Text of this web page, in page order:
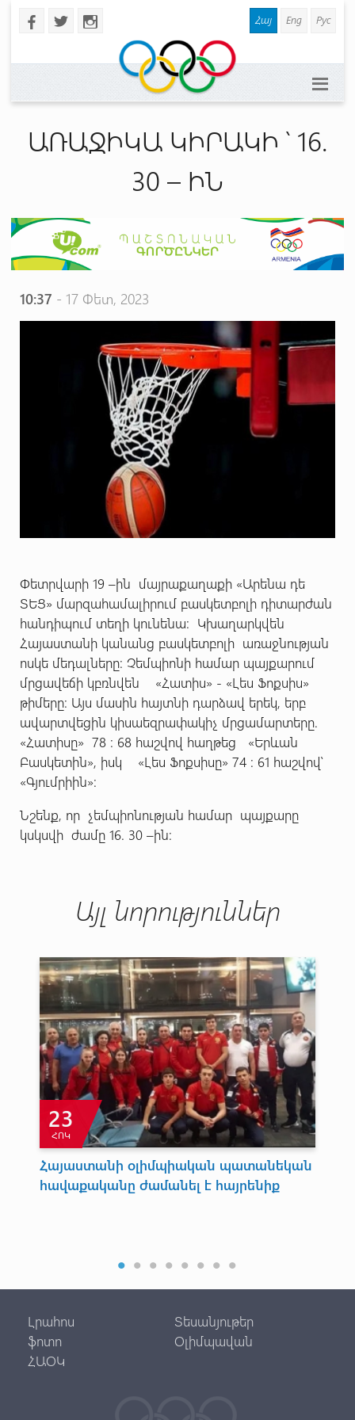
b a x Հայ Eng Рус
ԱՌԱՋԻԿԱ ԿԻՐԱԿԻ ՝ 16.
30 – ԻՆ
10:37 - 17 Փետ, 2023
Փետրվարի 19 –ին մայրաքաղաքի «Արենա դե
ՏԵՑ» մարզահամալիրում բասկետբոլի դիտարժան
հանդիպում տեղի կունենա: Կխաղարկվեն
Հայաստանի կանանց բասկետբոլի առաջնության
ոսկե մեդալները: Չեմպիոնի համար պայքարում
մրցավեճի կբռնվեն «Հատիս» - «Լես Ֆոքսիս»
թիմերը: Այս մասին հայտնի դարձավ երեկ, երբ
ավարտվեցին կիսաեզրափակիչ մրցամարտերը.
«Հատիսը» 78 : 68 հաշվով հաղթեց «Երևան
Բասկետին», իսկ «Լես Ֆոքսիսը» 74 : 61 հաշվով՝
«Գյումրիին»:
Նշենք, որ չեմպիոնության համար պայքարը
կսկսվի ժամը 16. 30 –ին:
Այլ նորություններ
23
ՀՈԿ
Հայաստանի օլիմպիական պատանեկան
հավաքականը ժամանել է հայրենիք
Լրահոս
Տեսանյութեր
ֆոտո
Օլիմպավան
ՀԱՕԿ